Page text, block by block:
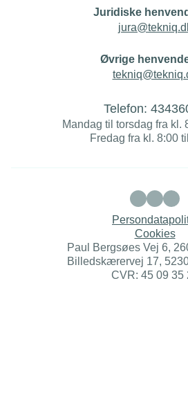
Juridiske
Øvrige
Telefon:
Mandag til torsdag fra kl.
Fredag fra kl. 8:00
Cookies
Paul Bergsøes Vej 6,
Billedskærervej 17,
CVR: 45 09 35